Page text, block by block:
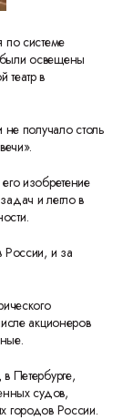
по системе
освещены
в
не получало столь
изобретение
и легло в
России, и за
акционеров
Петербурге,
судов,
городов России.